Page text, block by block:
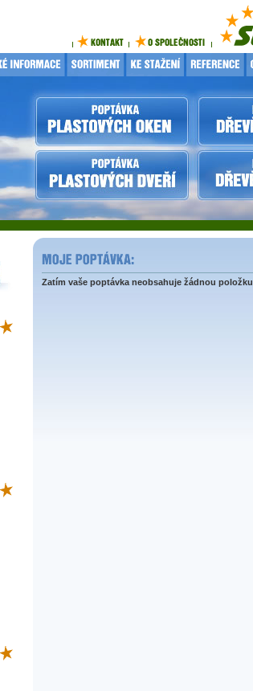
Zatím vaše poptávka neobsahuje žádnou položku